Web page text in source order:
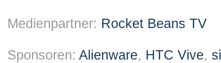
Medienpartner: Rocket Beans TV
Sponsoren: Alienware, HTC Vive,